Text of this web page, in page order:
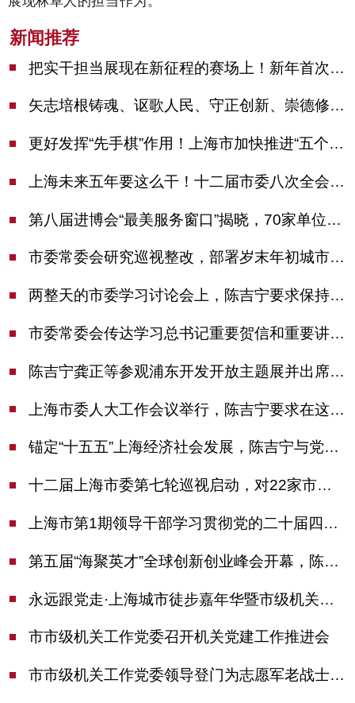
新闻推荐
把实干担当展现在新征程的赛场上！新年首次市委季度工作会议举行，陈吉宁作工作点评
矢志培根铸魂、讴歌人民、守正创新、崇德修身！这场座谈会上，陈吉宁对全市文化战线提出期望
更好发挥“先手棋”作用！上海市加快推进“五个中心”建设领导小组会议举行
上海未来五年要这么干！十二届市委八次全会审议通过上海“十五五”规划建议
第八届进博会“最美服务窗口”揭晓，70家单位诠释“上海服务”温度
市委常委会研究巡视整改，部署岁末年初城市安全工作
两整天的市委学习讨论会上，陈吉宁要求保持战略定力始终坚定信心善于科学应对
市委常委会传达学习总书记重要贺信和重要讲话精神，研究党建引领物业治理等工作
陈吉宁龚正等参观浦东开发开放主题展并出席座谈会
上海市委人大工作会议举行，陈吉宁要求在这些方面更加奋发有为
锚定“十五五”上海经济社会发展，陈吉宁与党外人士专题协商座谈
十二届上海市委第七轮巡视启动，对22家市管单位开展常规巡视
上海市第1期领导干部学习贯彻党的二十届四中全会精神专题研讨班开班，陈吉宁作专题报告
第五届“海聚英才”全球创新创业峰会开幕，陈吉宁出席并启动新一届大赛
永远跟党走·上海城市徒步嘉年华暨市级机关运动会开幕
市市级机关工作党委召开机关党建工作推进会
市市级机关工作党委领导登门为志愿军老战士佩戴纪念章